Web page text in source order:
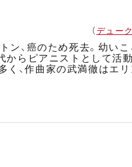
（デュー
ン、癌のため死去。幼い
からピアニストとして活
、作曲家の武満徹はエ